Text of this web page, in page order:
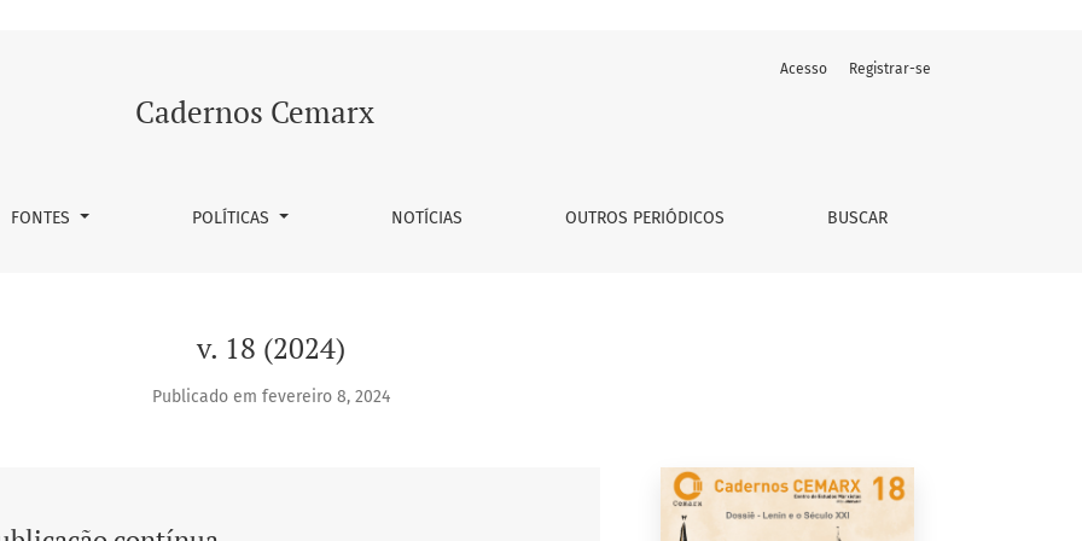
Cadernos Cemarx
FONTES POLÍTICAS NOTÍCIAS OUTROS PERIÓDICOS BUSCAR
Acesso Registrar-se
v. 18 (2024)
Publicado em fevereiro 8, 2024